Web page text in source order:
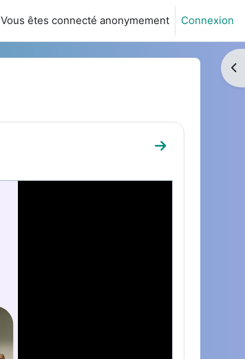
Vous êtes connecté anonymement Connexion
Aller à la